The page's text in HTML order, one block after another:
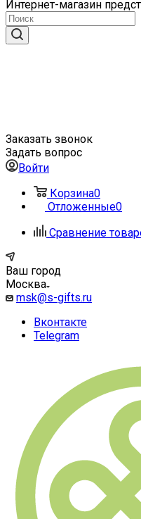
Интернет-магазин
Заказать звонок
Задать вопрос
Войти
Корзина0
Отложенные0
Сравнение
Ваш город
Москва
msk@s-gifts.ru
Вконтакте
Telegram